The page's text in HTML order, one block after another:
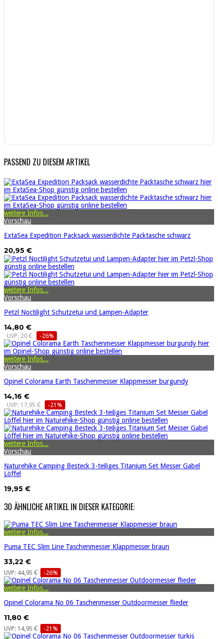
PASSEND ZU DIESEM ARTIKEL
weitere Infos...
Vorschau
ExtaSea Expedition Packsack wasserdichte Packtasche schwarz
20,95 €
weitere Infos...
Vorschau
Petzl Noctilight Schutzetui und Lampen-Adapter
14,80 €
UVP: 20 € -26%
weitere Infos...
Vorschau
Opinel Colorama Earth Taschenmesser Klappmesser burgundy
14,16 €
UVP: 17,95 € -21%
weitere Infos...
Vorschau
Naturehike Camping Besteck 3-teiliges Titanium Set Messer Gabel
Löffel
19,95 €
30 ÄHNLICHE ARTIKEL IN DIESER KATEGORIE:
weitere Infos...
Puma TEC Slim Line Taschenmesser Klappmesser braun
33,22 €
UVP: 44,95 € -26%
weitere Infos...
Opinel Colorama No 06 Taschenmesser Outdoormesser flieder
11,80 €
UVP: 14,95 € -21%